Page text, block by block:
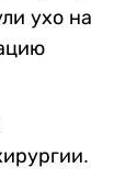
ухо на